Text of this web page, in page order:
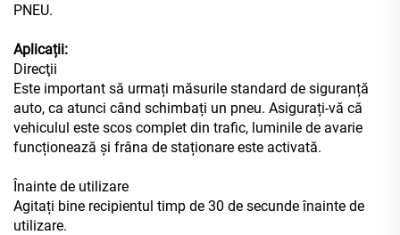
PNEU.
Aplicații:
Direcţii
Este important să urmați măsurile standard de siguranță
auto, ca atunci când schimbați un pneu. Asigurați-vă că
vehiculul este scos complet din trafic, luminile de avarie
funcționează și frâna de staționare este activată.
Înainte de utilizare
Agitați bine recipientul timp de 30 de secunde înainte de
utilizare.